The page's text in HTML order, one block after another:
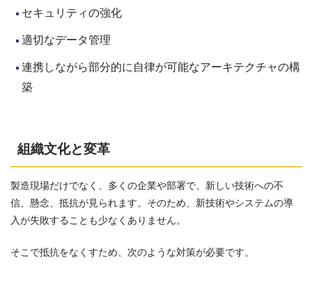
セキュリティの強化
適切なデータ管理
連携しながら部分的に自律が可能なアーキテクチャの構
築
組織文化と変革
製造現場だけでなく、多くの企業や部署で、新しい技術への不
信、懸念、抵抗が見られます。そのため、新技術やシステムの導
入が失敗することも少なくありません。
そこで抵抗をなくすため、次のような対策が必要です。